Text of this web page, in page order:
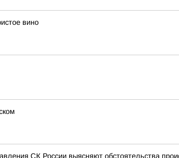
вино
СК России выясняют обстоятельства